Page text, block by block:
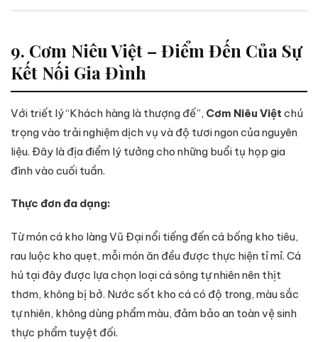
9. Cơm Niêu Việt – Điểm Đến Của Sự
Kết Nối Gia Đình
Với triết lý “Khách hàng là thượng đế”, Cơm Niêu Việt chú
trọng vào trải nghiệm dịch vụ và độ tươi ngon của nguyên
liệu. Đây là địa điểm lý tưởng cho những buổi tụ họp gia
đình vào cuối tuần.
Thực đơn đa dạng:
Từ món cá kho làng Vũ Đại nổi tiếng đến cá bống kho tiêu,
rau luộc kho quẹt, mỗi món ăn đều được thực hiện tỉ mỉ. Cá
hú tại đây được lựa chọn loại cá sông tự nhiên nên thịt
thơm, không bị bở. Nước sốt kho cá có độ trong, màu sắc
tự nhiên, không dùng phẩm màu, đảm bảo an toàn vệ sinh
thực phẩm tuyệt đối.